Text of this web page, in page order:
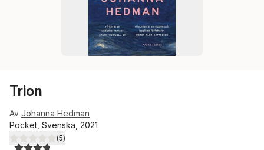
Trion
Av Johanna Hedman
Pocket, Svenska, 2021
3,8utav 5 stjärnor. Totalt antal röster:
(5)